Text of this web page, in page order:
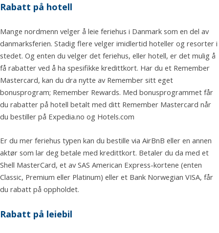
Rabatt på hotell
Mange nordmenn velger å leie feriehus i Danmark som en del av
danmarksferien. Stadig flere velger imidlertid hoteller og resorter i
stedet. Og enten du velger det feriehus, eller hotell, er det mulig å
få rabatter ved å ha spesifikke kredittkort. Har du et Remember
Mastercard, kan du dra nytte av Remember sitt eget
bonusprogram; Remember Rewards. Med bonusprogrammet får
du rabatter på hotell betalt med ditt Remember Mastercard når
du bestiller på Expedia.no og Hotels.com
Er du mer feriehus typen kan du bestille via AirBnB eller en annen
aktør som lar deg betale med kredittkort. Betaler du da med et
Shell MasterCard, et av SAS American Express-kortene (enten
Classic, Premium eller Platinum) eller et Bank Norwegian VISA, får
du rabatt på oppholdet.
Rabatt på leiebil